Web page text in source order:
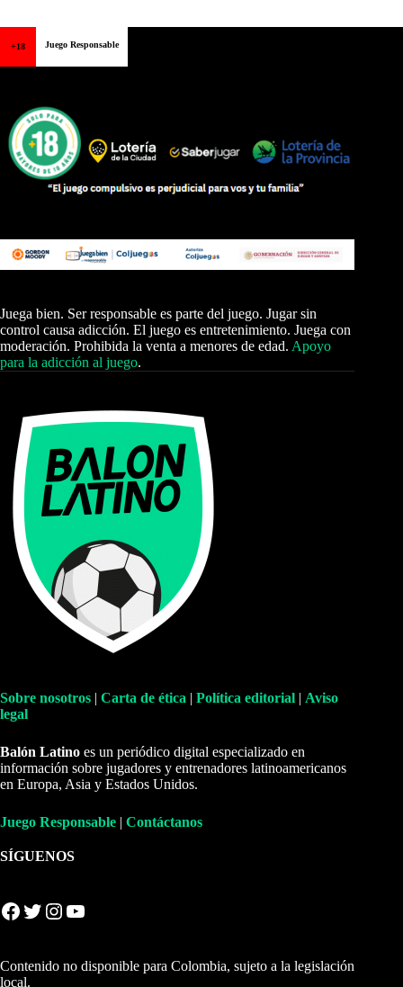
+18 Juego Responsable
Juega bien. Ser responsable es parte del juego. Jugar sin
control causa adicción. El juego es entretenimiento. Juega con
moderación. Prohibida la venta a menores de edad. Apoyo
para la adicción al juego.
Sobre nosotros | Carta de ética | Política editorial | Aviso
legal
Balón Latino es un periódico digital especializado en
información sobre jugadores y entrenadores latinoamericanos
en Europa, Asia y Estados Unidos.
Juego Responsable | Contáctanos
SÍGUENOS
Facebook Twitter Instagram YouTube
Contenido no disponible para Colombia, sujeto a la legislación
local.